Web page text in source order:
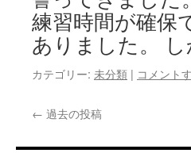
練習時間が確保
ありました。
カテゴリー: 未分類 | コメント
← 過去の投稿